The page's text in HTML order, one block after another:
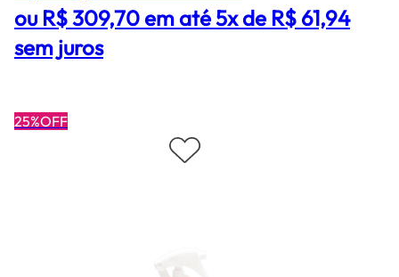
ou R$ 309,70 em até 5x de R$ 61,94
sem juros
25%OFF